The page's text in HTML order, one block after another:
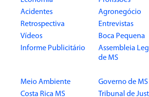
Acidentes
Agronegócio
Retrospectiva
Entrevistas
Vídeos
Boca Pequena
Informe Publicitário
Assembleia
de MS
Meio Ambiente
Governo de MS
Costa Rica MS
Tribunal de